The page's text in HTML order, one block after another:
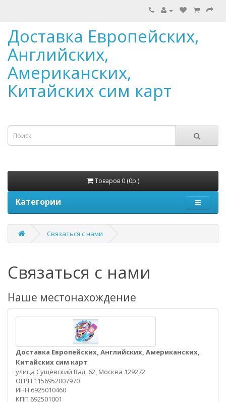
Доставка Европейских,
Английских,
Американских,
Китайских сим карт
Товаров 0 (0р.)
Категории
Связаться с нами
Связаться с нами
Наше местонахождение
Доставка Европейских, Английских, Американских,
Китайских сим карт
улица Сущёвский Вал, 62, Москва 129272
ОГРН 1156952007970
ИНН 6925010460
КПП 692501001